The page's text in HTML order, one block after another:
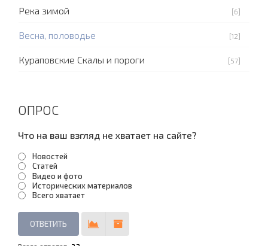
Река зимой [6]
Весна, половодье [12]
Кураповские Скалы и пороги [57]
ОПРОС
Что на ваш взгляд не хватает на сайте?
Новостей
Статей
Видео и фото
Исторических материалов
Всего хватает